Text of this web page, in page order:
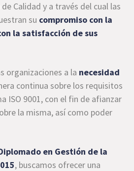
Calidad y a través del cual las
su compromiso con la
la satisfacción de sus
organizaciones a la necesidad
continua sobre los requisitos
ISO 9001, con el fin de afianzar
la misma, así como poder
en Gestión de la
, buscamos ofrecer una